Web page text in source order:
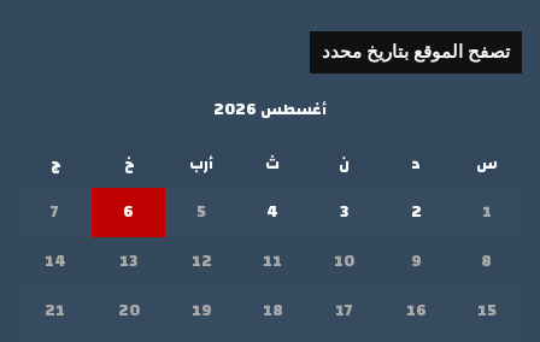
تصفح الموقع بتاريخ محدد
أغسطس 2026
س
د ن ث أرب خ
ج
1
2
3
4
5
6
7
8
9
10
11
12
13
14
15
16
17
18
19
20
21